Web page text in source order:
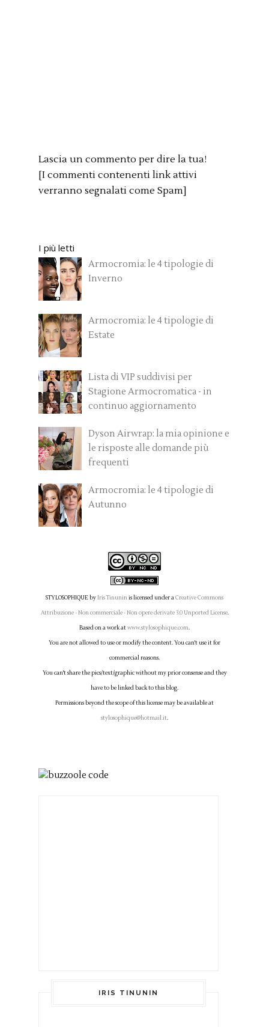
Lascia un commento per dire la tua!
[I commenti contenenti link attivi
verranno segnalati come Spam]
I più letti
Armocromia: le 4 tipologie di
Inverno
Armocromia: le 4 tipologie di
Estate
Lista di VIP suddivisi per
Stagione Armocromatica - in
continuo aggiornamento
Dyson Airwrap: la mia opinione e
le risposte alle domande più
frequenti
Armocromia: le 4 tipologie di
Autunno
STYLOSOPHIQUEbyIris Tinuninis licensed under aCreative Commons
Attribuzione - Non commerciale - Non opere derivate 3.0 Unported License.
Based on a work atwww.stylosophique.com.
You are not allowed to use or modify the content. You can't use it for
commercial reasons.
You can't share the pics/text/graphic without my prior consense and they
have to be linked back to this blog.
Permissions beyond the scope of this license may be available at
stylosophique@hotmail.it.
IRIS TINUNIN